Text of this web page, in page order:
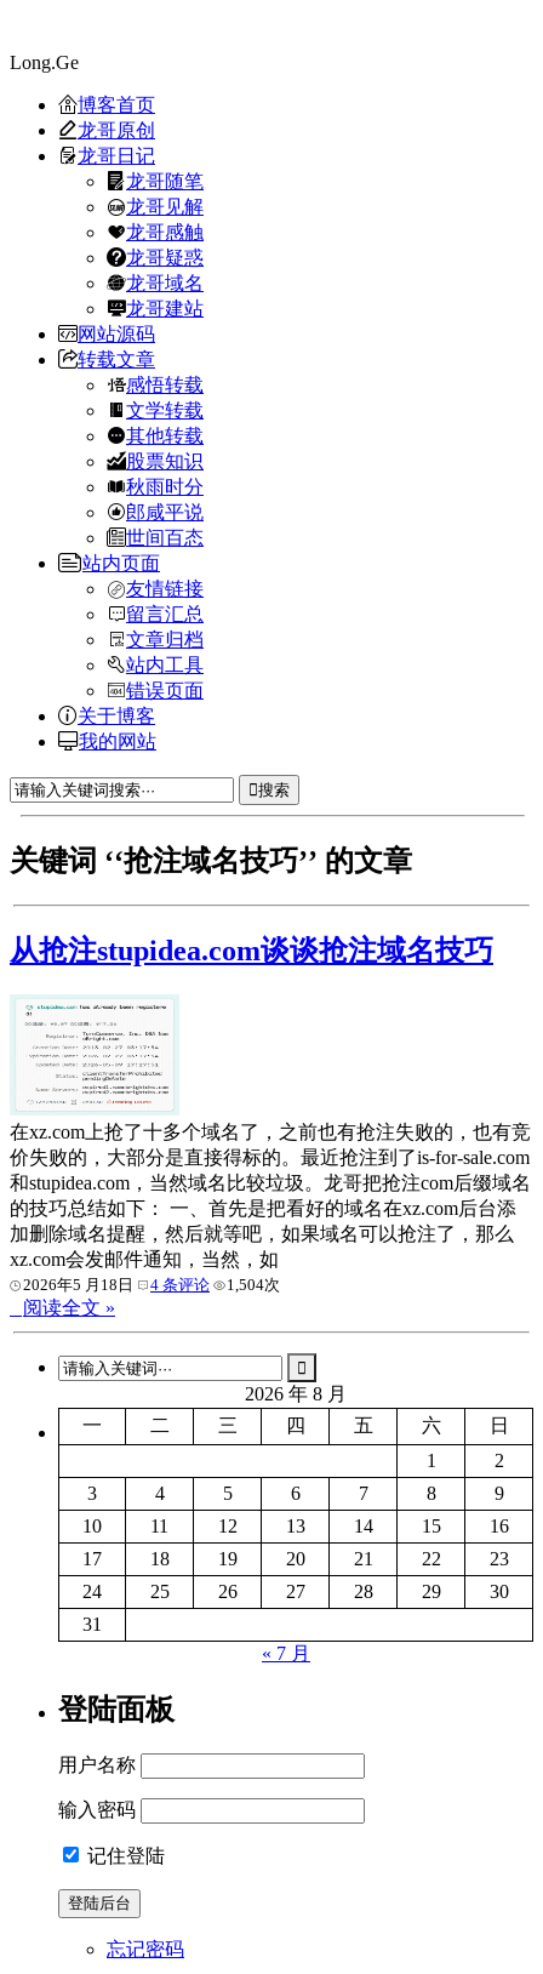
Long.Ge
博客首页
龙哥原创
龙哥日记
龙哥随笔
龙哥见解
龙哥感触
龙哥疑惑
龙哥域名
龙哥建站
网站源码
转载文章
感悟转载
文学转载
其他转载
股票知识
秋雨时分
郎咸平说
世间百态
站内页面
友情链接
留言汇总
文章归档
站内工具
错误页面
关于博客
我的网站
搜索
关键词 ‘‘抢注域名技巧’’ 的文章
从抢注stupidea.com谈谈抢注域名技巧
在xz.com上抢了十多个域名了，之前也有抢注失败的，也有竞
价失败的，大部分是直接得标的。最近抢注到了is-for-sale.com
和stupidea.com，当然域名比较垃圾。龙哥把抢注com后缀域名
的技巧总结如下： 一、首先是把看好的域名在xz.com后台添
加删除域名提醒，然后就等吧，如果域名可以抢注了，那么
xz.com会发邮件通知，当然，如
2026年5 月18日 4 条评论 1,504次
阅读全文 »
2026 年 8 月
一
二 三 四 五 六
日
1
2
3
4 5 6 7 8
9
10
11 12 13 14 15
16
17
18 19 20 21 22
23
24
25 26 27 28 29
30
31
« 7 月
登陆面板
用户名称
输入密码
记住登陆
忘记密码